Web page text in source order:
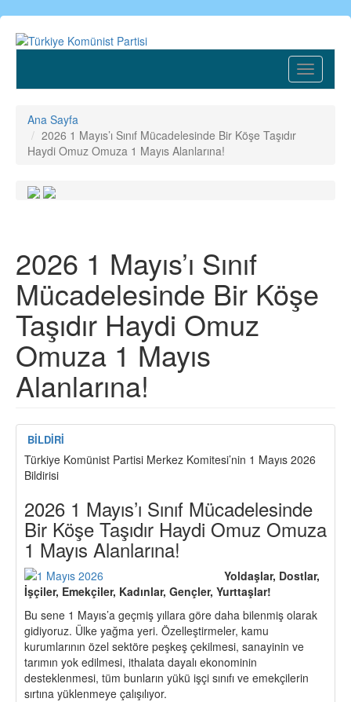
Ana
içeriğe
Toggle
Ana Sayfa
2026 1 Mayıs’ı Sınıf Mücadelesinde Bir Köşe Taşıdır
Haydi Omuz Omuza 1 Mayıs Alanlarına!
2026 1 Mayıs’ı Sınıf
Mücadelesinde Bir Köşe
Taşıdır Haydi Omuz
Omuza 1 Mayıs
Alanlarına!
BİLDİRİ
Türkiye Komünist Partisi Merkez Komitesi’nin 1 Mayıs 2026
Bildirisi
2026 1 Mayıs’ı Sınıf Mücadelesinde
Bir Köşe Taşıdır Haydi Omuz Omuza
1 Mayıs Alanlarına!
Yoldaşlar, Dostlar,
İşçiler, Emekçiler, Kadınlar, Gençler, Yurttaşlar!
Bu sene 1 Mayıs’a geçmiş yıllara göre daha bilenmiş olarak
gidiyoruz. Ülke yağma yeri. Özelleştirmeler, kamu
kurumlarının özel sektöre peşkeş çekilmesi, sanayinin ve
tarımın yok edilmesi, ithalata dayalı ekonominin
desteklenmesi, tüm bunların yükü işçi sınıfı ve emekçilerin
sırtına yüklenmeye çalışılıyor.